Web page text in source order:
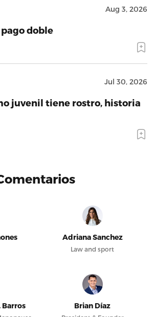
Aug 3, 2026
doble
Jul 30, 2026
juvenil tiene rostro, historia
Adriana Sanchez
Law and sport
Barros Brian Díaz